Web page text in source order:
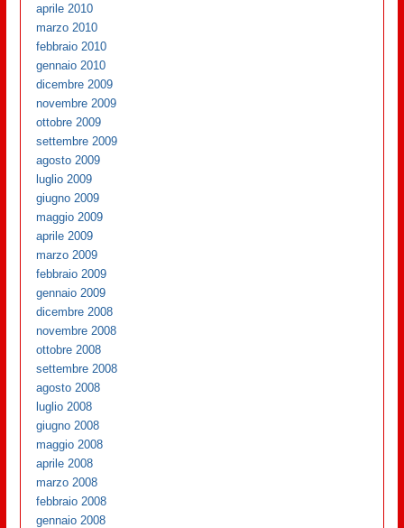
aprile 2010
marzo 2010
febbraio 2010
gennaio 2010
dicembre 2009
novembre 2009
ottobre 2009
settembre 2009
agosto 2009
luglio 2009
giugno 2009
maggio 2009
aprile 2009
marzo 2009
febbraio 2009
gennaio 2009
dicembre 2008
novembre 2008
ottobre 2008
settembre 2008
agosto 2008
luglio 2008
giugno 2008
maggio 2008
aprile 2008
marzo 2008
febbraio 2008
gennaio 2008